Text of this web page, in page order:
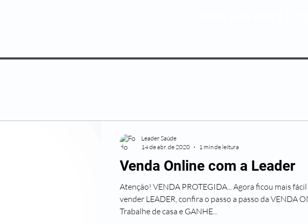
Venda Online com a Leader
Atenção! VENDA PROTEGIDA... Agora ficou mais
vender LEADER, confira o passo a passo da VENDA
Trabalhe de casa e GANHE...
Leader Saúde
14 de abr. de 2020
1 min de leitura